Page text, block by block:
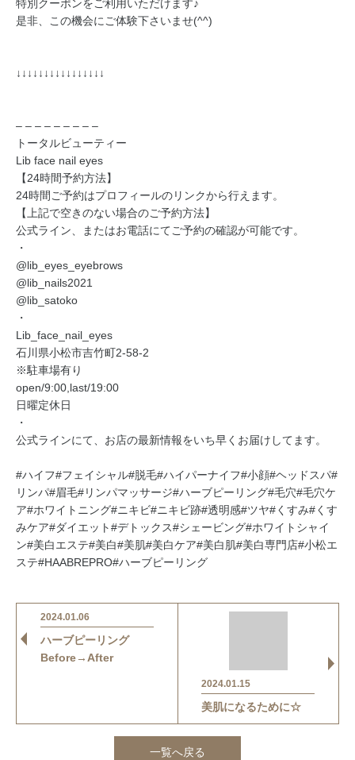
特別クーポンをご利用いただけます♪
是非、この機会にご体験下さいませ(^^)
↓↓↓↓↓↓↓↓↓↓↓↓↓↓↓↓
– – – – – – – – –
トータルビューティー
Lib face nail eyes
【24時間予約方法】
24時間ご予約はプロフィールのリンクから行えます。
【上記で空きのない場合のご予約方法】
公式ライン、またはお電話にてご予約の確認が可能です。
・
@lib_eyes_eyebrows
@lib_nails2021
@lib_satoko
・
Lib_face_nail_eyes
石川県小松市吉竹町2-58-2
※駐車場有り
open/9:00,last/19:00
日曜定休日
・
公式ラインにて、お店の最新情報をいち早くお届けしてます。
#ハイフ#フェイシャル#脱毛#ハイパーナイフ#小顔#ヘッドスパ#
リンパ#眉毛#リンパマッサージ#ハーブピーリング#毛穴#毛穴ケ
ア#ホワイトニング#ニキビ#ニキビ跡#透明感#ツヤ#くすみ#くす
みケア#ダイエット#デトックス#シェービング#ホワイトシャイ
ン#美白エステ#美白#美肌#美白ケア#美白肌#美白専門店#小松エ
ステ#HAABREPRO#ハーブピーリング
2024.01.06
ハーブピーリング
Before→After
2024.01.15
美肌になるために☆
一覧へ戻る